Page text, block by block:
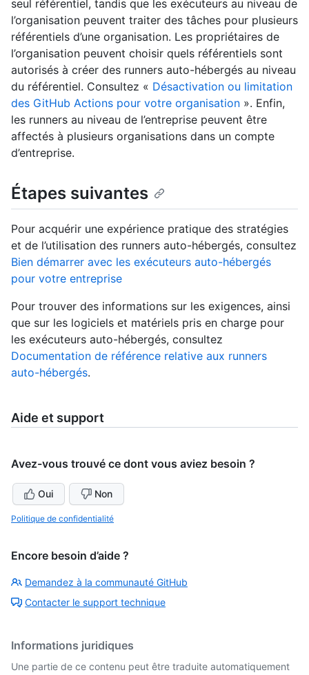
seul référentiel, tandis que les exécuteurs au niveau de
l’organisation peuvent traiter des tâches pour plusieurs
référentiels d’une organisation. Les propriétaires de
l’organisation peuvent choisir quels référentiels sont
autorisés à créer des runners auto-hébergés au niveau
du référentiel. Consultez « Désactivation ou limitation
des GitHub Actions pour votre organisation ». Enfin,
les runners au niveau de l’entreprise peuvent être
affectés à plusieurs organisations dans un compte
d’entreprise.
Étapes suivantes
Pour acquérir une expérience pratique des stratégies
et de l’utilisation des runners auto-hébergés, consultez
Bien démarrer avec les exécuteurs auto-hébergés
pour votre entreprise
Pour trouver des informations sur les exigences, ainsi
que sur les logiciels et matériels pris en charge pour
les exécuteurs auto-hébergés, consultez
Documentation de référence relative aux runners
auto-hébergés.
Aide et support
Avez-vous trouvé ce dont vous aviez besoin ?
Oui Non
Politique de confidentialité
Encore besoin d’aide ?
Demandez à la communauté GitHub
Contacter le support technique
Informations juridiques
Une partie de ce contenu peut être traduite automatiquement